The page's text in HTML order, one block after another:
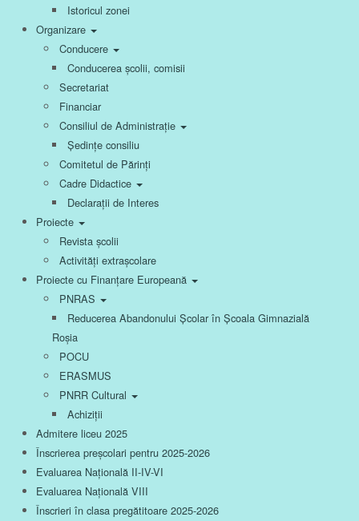
Istoricul zonei
Organizare
Conducere
Conducerea școlii, comisii
Secretariat
Financiar
Consiliul de Administrație
Ședințe consiliu
Comitetul de Părinți
Cadre Didactice
Declarații de Interes
Proiecte
Revista școlii
Activități extrașcolare
Proiecte cu Finanțare Europeană
PNRAS
Reducerea Abandonului Școlar în Școala Gimnazială
Roșia
POCU
ERASMUS
PNRR Cultural
Achiziții
Admitere liceu 2025
Înscrierea preșcolari pentru 2025-2026
Evaluarea Națională II-IV-VI
Evaluarea Națională VIII
Înscrieri în clasa pregătitoare 2025-2026